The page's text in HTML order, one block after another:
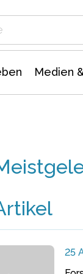
Medien
25